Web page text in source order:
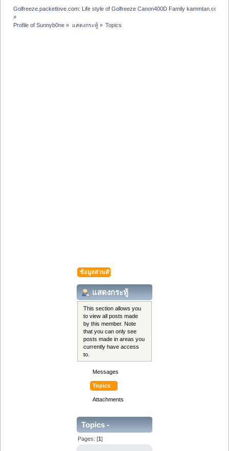
Golfreeze.packetlove.com: Life style of Golfreeze Canon400D Family kammtan.com
»
Profile of Sunnyb0ne » แสดงกระทู้» Topics
ข้อมูลส่วนตัว
แสดงกระทู้
This section allows you
to view all posts made
by this member. Note
that you can only see
posts made in areas you
currently have access
to.
Messages
Topics
Attachments
Topics -
Sunnyb0ne
Pages: [1]